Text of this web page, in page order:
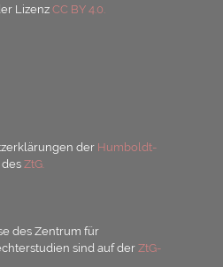
LizenzCC BY 4.0.
der Humboldt-
desZtG.
des Zentrum für
sind auf derZtG-